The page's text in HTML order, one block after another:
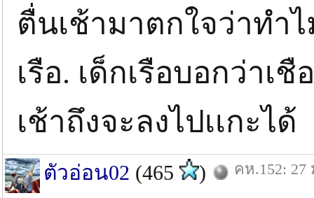
ตื่นเช้ามาตกใจว่าทำ
เรือ. เด็กเรือบอกว่าเ
เช้าถึงจะลงไปเเกะได้
ตัวอ่อน02 (465 ) คห.152: 27